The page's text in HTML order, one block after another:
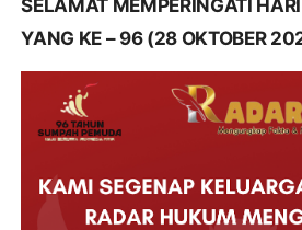
SELAMAT MEMPERINGATI
YANG KE – 96 (28 OKTOBER